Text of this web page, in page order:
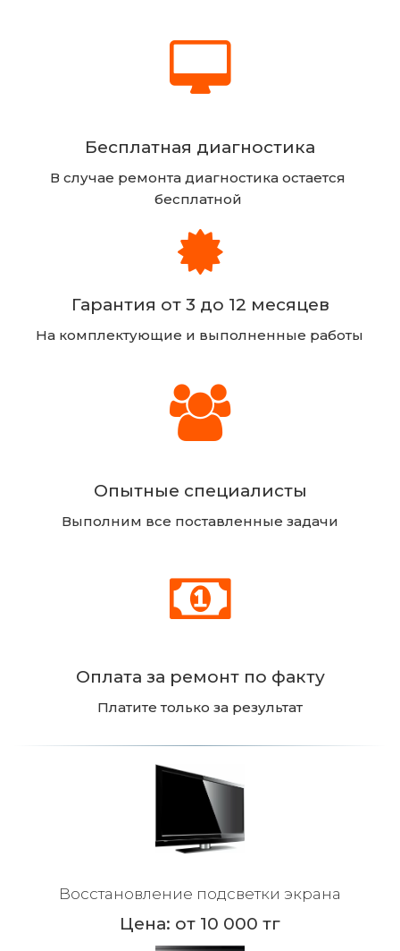
Бесплатная диагностика
В случае ремонта диагностика остается
бесплатной
Гарантия от 3 до 12 месяцев
На комплектующие и выполненные работы
Опытные специалисты
Выполним все поставленные задачи
Оплата за ремонт по факту
Платите только за результат
Восстановление подсветки экрана
Цена: от 10 000 тг